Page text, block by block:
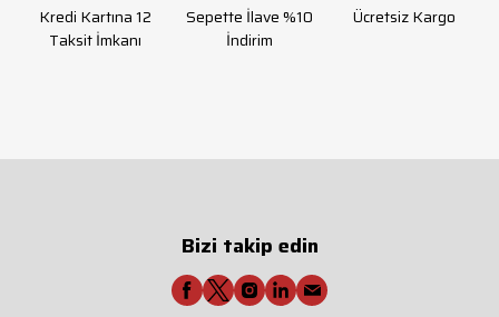
Kredi Kartına 12
Taksit İmkanı
Sepette İlave %10
İndirim
Ücretsiz Kargo
Bizi takip edin